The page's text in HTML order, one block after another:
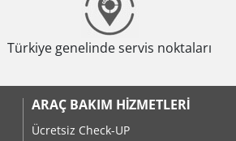
Türkiye genelinde servis noktaları
ARAÇ BAKIM HIZMETLERI
Ücretsiz Check-UP